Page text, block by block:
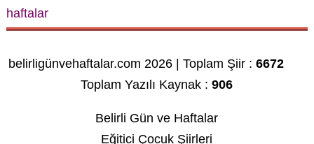
haftalar
belirligünvehaftalar.com 2026 | Toplam Şiir :6672
Toplam Yazılı Kaynak :906
Belirli Gün ve Haftalar
Eğitici Çocuk Şiirleri